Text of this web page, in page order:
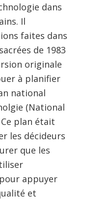
dans
Il
faites dans
de 1983
originale
à planifier
national
(National
plan était
les décideurs
que les
appuyer
et